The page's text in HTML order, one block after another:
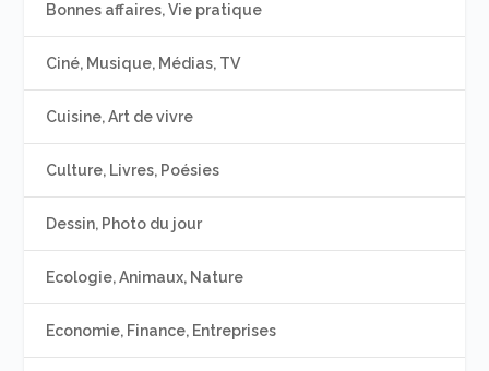
Bonnes affaires, Vie pratique
Ciné, Musique, Médias, TV
Cuisine, Art de vivre
Culture, Livres, Poésies
Dessin, Photo du jour
Ecologie, Animaux, Nature
Economie, Finance, Entreprises